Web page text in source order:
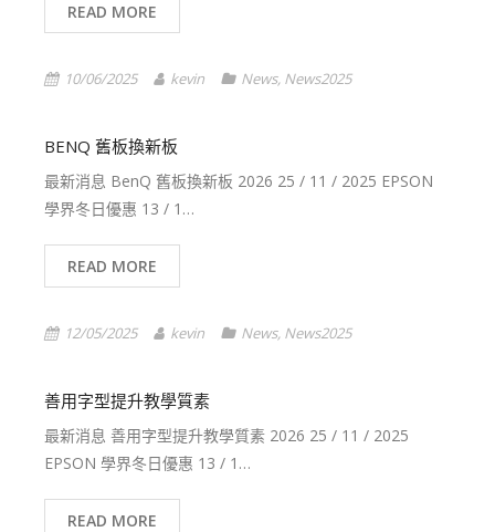
READ MORE
10/06/2025 kevin News, News2025
BENQ 舊板換新板
最新消息 BenQ 舊板換新板 2026 25 / 11 / 2025 EPSON
學界冬日優惠 13 / 1…
READ MORE
12/05/2025 kevin News, News2025
善用字型提升教學質素
最新消息 善用字型提升教學質素 2026 25 / 11 / 2025
EPSON 學界冬日優惠 13 / 1…
READ MORE